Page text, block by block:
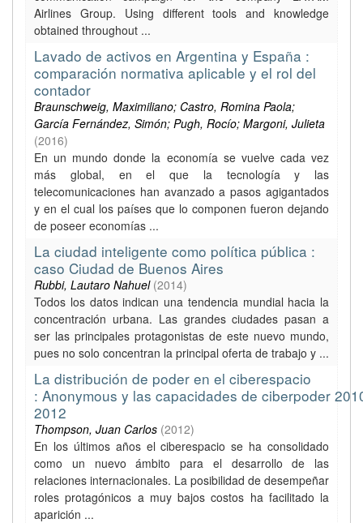
Airlines Group. Using different tools and knowledge
obtained throughout ...
Lavado de activos en Argentina y España :
comparación normativa aplicable y el rol del
contador
Braunschweig, Maximiliano; Castro, Romina Paola;
García Fernández, Simón; Pugh, Rocío; Margoni, Julieta
(2016)
En un mundo donde la economía se vuelve cada vez
más global, en el que la tecnología y las
telecomunicaciones han avanzado a pasos agigantados
y en el cual los países que lo componen fueron dejando
de poseer economías ...
La ciudad inteligente como política pública :
caso Ciudad de Buenos Aires
Rubbi, Lautaro Nahuel (2014)
Todos los datos indican una tendencia mundial hacia la
concentración urbana. Las grandes ciudades pasan a
ser las principales protagonistas de este nuevo mundo,
pues no solo concentran la principal oferta de trabajo y ...
La distribución de poder en el ciberespacio
: Anonymous y las capacidades de ciberpoder
2012
Thompson, Juan Carlos (2012)
En los últimos años el ciberespacio se ha consolidado
como un nuevo ámbito para el desarrollo de las
relaciones internacionales. La posibilidad de desempeñar
roles protagónicos a muy bajos costos ha facilitado la
aparición ...